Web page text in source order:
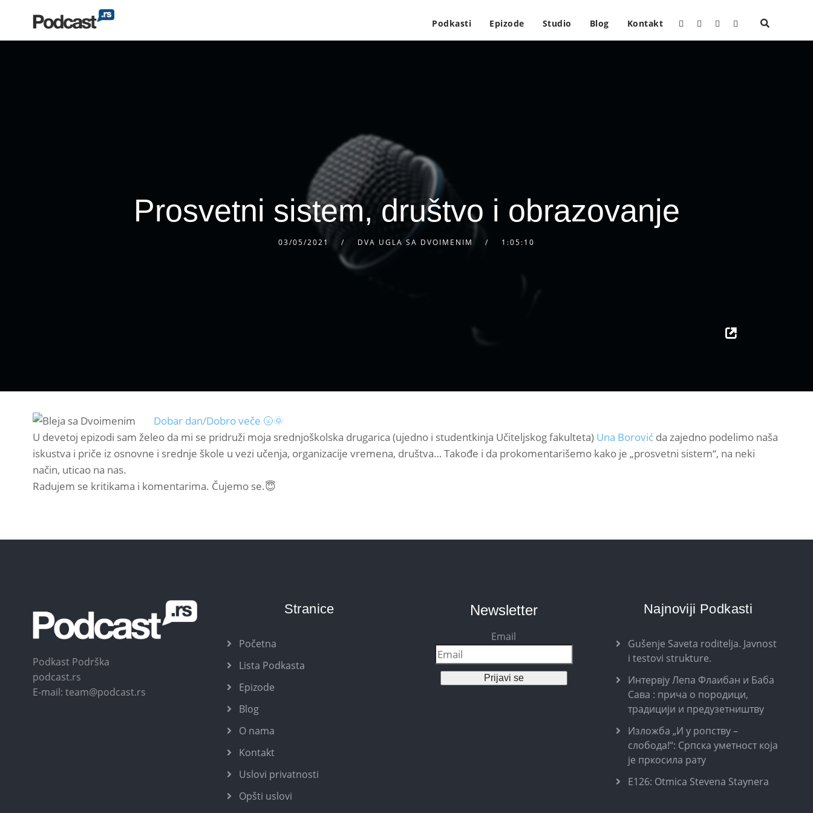
Podkasti Epizode Studio Blog Kontakt
Prosvetni sistem, društvo i obrazovanje
03/05/2021 DVA UGLA SA DVOIMENIM 1:05:10
Dobar dan/Dobro veče 🌝🌞
U devetoj epizodi sam želeo da mi se pridruži moja srednjoškolska drugarica (ujedno i studentkinja Učiteljskog fakulteta) Una Borović da zajedno podelimo naša
iskustva i priče iz osnovne i srednje škole u vezi učenja, organizacije vremena, društva… Takođe i da prokomentarišemo kako je „prosvetni sistem“, na neki
način, uticao na nas.
Radujem se kritikama i komentarima. Čujemo se.😇
Podkast Podrška
podcast.rs
E-mail: team@podcast.rs
Stranice
Početna
Lista Podkasta
Epizode
Blog
O nama
Kontakt
Uslovi privatnosti
Opšti uslovi
Newsletter
Email
Prijavi se
Najnoviji Podkasti
Gušenje Saveta roditelja. Javnost
i testovi strukture.
Интервју Лепа Флаибан и Баба
Сава : прича о породици,
традицији и предузетништву
Изложба „И у ропству –
слобода!“: Српска уметност која
је пркосила рату
E126: Otmica Stevena Staynera